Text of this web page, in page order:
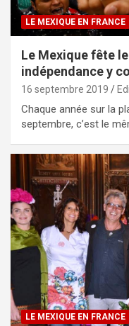
LE MEXIQUE EN FRANCE
Le Mexique fête
indépendance y
16 septembre 2019
Chaque année sur la
septembre, c’est le
LE MEXIQUE EN FRANCE